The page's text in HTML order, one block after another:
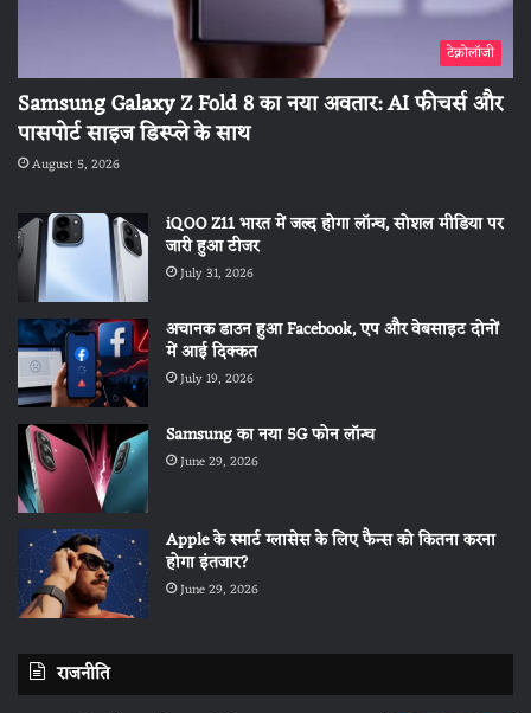
टेक्नोलॉजी
Samsung Galaxy Z Fold 8 का नया अवतार: AI फीचर्स और
पासपोर्ट साइज डिस्प्ले के साथ
August 5, 2026
iQOO Z11 भारत में जल्द होगा लॉन्च, सोशल मीडिया पर
जारी हुआ टीजर
July 31, 2026
अचानक डाउन हुआ Facebook, एप और वेबसाइट दोनों
में आई दिक्कत
July 19, 2026
Samsung का नया 5G फोन लॉन्च
June 29, 2026
Apple के स्मार्ट ग्लासेस के लिए फैन्स को कितना करना
होगा इंतजार?
June 29, 2026
राजनीति